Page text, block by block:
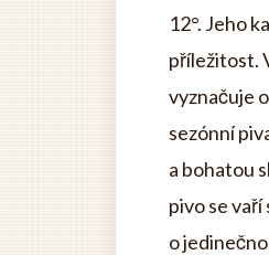
12°. Jeho
příležitost.
vyznačuje
sezónní
a bohatou
pivo se
o